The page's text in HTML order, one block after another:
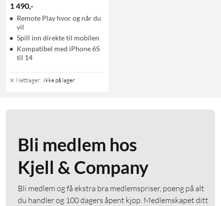
1 490,-
Remote Play hvor og når du
vil
Spill inn direkte til mobilen
Kompatibel med iPhone 6S
til 14
Nettlager: Ikke på lager
Bli medlem hos
Kjell & Company
Bli medlem og få ekstra bra medlemspriser, poeng på alt
du handler og 100 dagers åpent kjøp. Medlemskapet ditt